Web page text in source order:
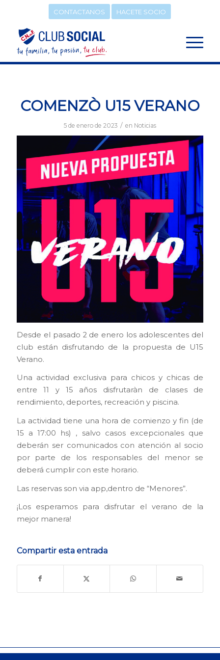
CONTACTANOS HACETE SOCIO
COMENZÒ U15 VERANO
5 de enero de 2023 / en Noticias
Desde el pasado 2 de enero los adolescentes del
club están disfrutando de la propuesta de U15
Verano.
Una actividad exclusiva para chicos y chicas de
entre 11 y 15 años disfrutaràn de clases de
rendimiento, deportes, recreación y piscina.
La actividad tiene una hora de comienzo y fin (de
15 a 17:00 hs) , salvo casos excepcionales que
deberán ser comunicados con atención al socio
por parte de los responsables del menor se
deberá cumplir con este horario.
Las reservas son via app,dentro de “Menores”.
¡Los esperamos para disfrutar el verano de la
mejor manera!
Compartir esta entrada